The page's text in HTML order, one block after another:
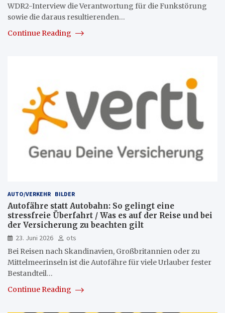
WDR2-Interview die Verantwortung für die Funkstörung
sowie die daraus resultierenden…
Continue Reading
AUTO/VERKEHR BILDER
Autofähre statt Autobahn: So gelingt eine
stressfreie Überfahrt / Was es auf der Reise und bei
der Versicherung zu beachten gilt
23. Juni 2026
ots
Bei Reisen nach Skandinavien, Großbritannien oder zu
Mittelmeerinseln ist die Autofähre für viele Urlauber fester
Bestandteil…
Continue Reading